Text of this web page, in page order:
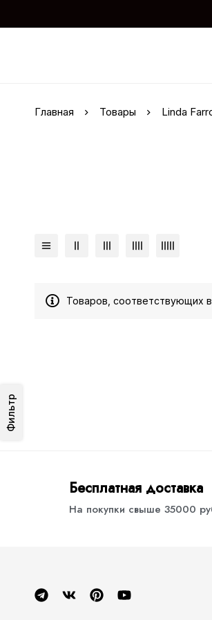
Главная Товары Linda
Фильтр
Товаров, соответствующих
Бесплатная доставка
На покупки свыше 35000